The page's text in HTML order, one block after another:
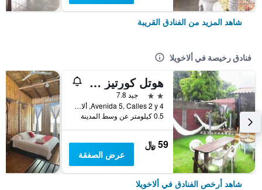
شاهد المزيد من الفنادق القريبة
فنادق رخيصة في ألاخويلا
هوتل كورتيز أزول
2 نجمتين
جيد 7.8
Avenida 5, Calles 2 y 4, ألاخويلا, كوستاريكا
0.5 كيلومتر عن وسط المدينة
59 ﷼
عرض الصفقة
شاهد أرخص الفنادق في ألاخويلا